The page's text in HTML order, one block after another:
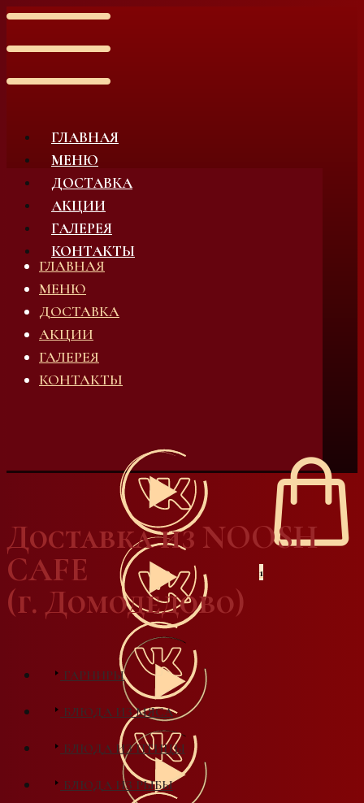
ГЛАВНАЯ
МЕНЮ
ДОСТАВКА
АКЦИИ
ГАЛЕРЕЯ
КОНТАКТЫ
ГЛАВНАЯ
МЕНЮ
ДОСТАВКА
АКЦИИ
ГАЛЕРЕЯ
КОНТАКТЫ
1
Доставка из NOOSH
CAFE
(г. Домодедово)
ГАРНИРЫ
БЛЮДА ИЗ МЯСА
БЛЮДА ИЗ ПТИЦЫ
БЛЮДА ИЗ РЫБЫ